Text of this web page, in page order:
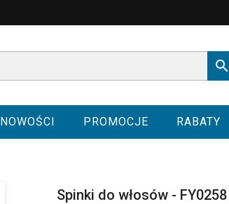

NOWOŚCI PROMOCJE RABATY
Spinki do włosów - FY0258